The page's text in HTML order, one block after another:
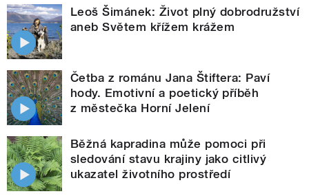
Leoš Šimánek: Život plný dobrodružství
aneb Světem křížem krážem
Četba z románu Jana Štiftera: Paví
hody. Emotivní a poetický příběh
z městečka Horní Jelení
Běžná kapradina může pomoci při
sledování stavu krajiny jako citlivý
ukazatel životního prostředí